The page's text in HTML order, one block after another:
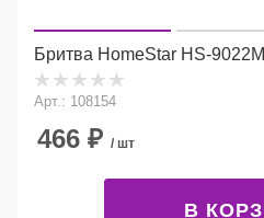
Бритва HomeStar HS-
Арт.: 108154
466 ₽ / шт
В